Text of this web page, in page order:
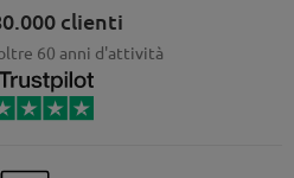
clienti
60 anni d'attività